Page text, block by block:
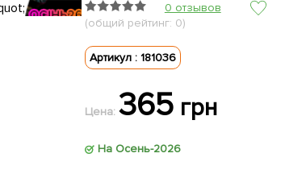
0 отзывов
(общий рейтинг: 0)
Артикул : 181036
Цена: 365 грн
На Осень-2026